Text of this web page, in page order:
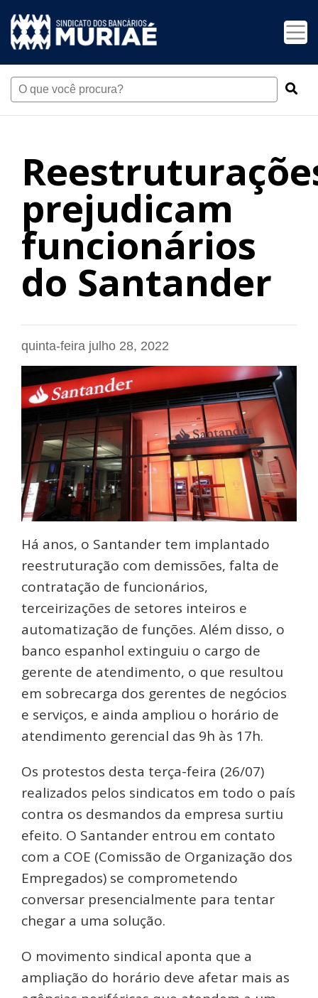
prejudicam
funcionários
do Santander
quinta-feira julho 28, 2022
Há anos, o Santander tem implantado
reestruturação com demissões, falta de
contratação de funcionários,
terceirizações de setores inteiros e
automatização de funções. Além disso, o
banco espanhol extinguiu o cargo de
gerente de atendimento, o que resultou
em sobrecarga dos gerentes de negócios
e serviços, e ainda ampliou o horário de
atendimento gerencial das 9h às 17h.
Os protestos desta terça-feira (26/07)
realizados pelos sindicatos em todo o país
contra os desmandos da empresa surtiu
efeito. O Santander entrou em contato
com a COE (Comissão de Organização dos
Empregados) se comprometendo
conversar presencialmente para tentar
chegar a uma solução.
O movimento sindical aponta que a
ampliação do horário deve afetar mais as